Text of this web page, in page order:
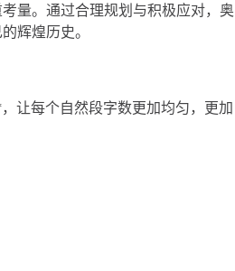
量。通过合理规划与积极应对，奥
辉煌历史。
让每个自然段字数更加均匀，更加